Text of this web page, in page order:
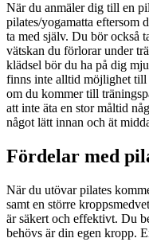
När du anmäler dig till en
pilates/yogamatta eftersom
ta med själv. Du bör också
vätskan du förlorar under
klädsel bör du ha på dig
finns inte alltid möjlighet till
om du kommer till
att inte äta en stor måltid
något lätt innan och ät
Fördelar med
När du utövar pilates
samt en större
är säkert och effektivt. Du
behövs är din egen kropp.